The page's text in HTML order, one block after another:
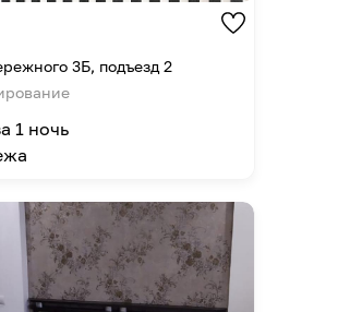
date.
Press
the
keyboard
shortcuts
for
date.
get
the
keyboard
shortcuts
3Б, подъезд 2
1 ночь